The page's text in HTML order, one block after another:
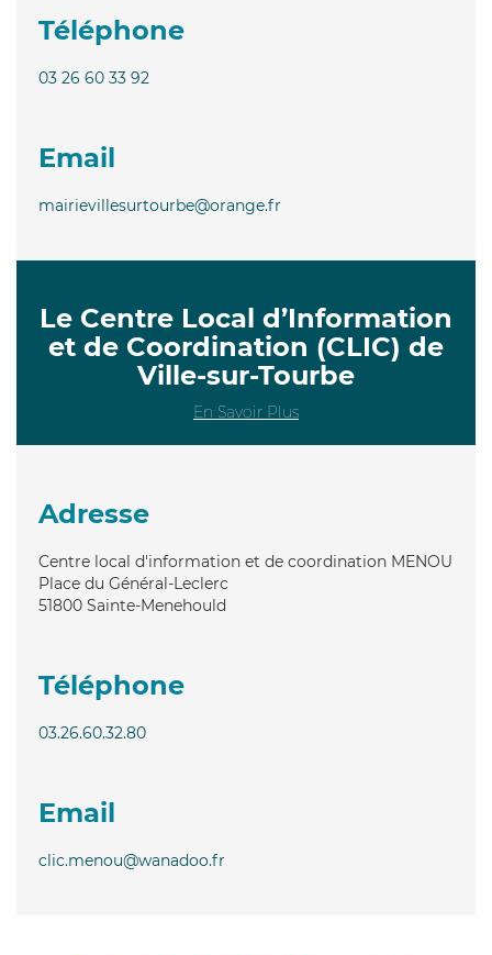
Téléphone
03 26 60 33 92
Email
mairievillesurtourbe@orange.fr
Le Centre Local d’Information
et de Coordination (CLIC) de
Ville-sur-Tourbe
En Savoir Plus
Adresse
Centre local d'information et de coordination MENOU
Place du Général-Leclerc
51800 Sainte-Menehould
Téléphone
03.26.60.32.80
Email
clic.menou@wanadoo.fr